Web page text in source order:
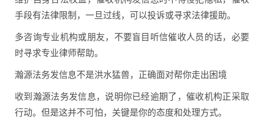
手段有法律限制，一旦过线，可以投诉或寻求法律援助。
多咨询专业机构或朋友，不要盲目听信催收人员的话，必要
时寻求专业律师帮助。
瀚源法务发信息不是洪水猛兽，正确面对帮你走出困境
收到瀚源法务发信息，说明你已经逾期了，催收机构正采取
行动。但是这并不可怕，关键是你的态度和处理方式。